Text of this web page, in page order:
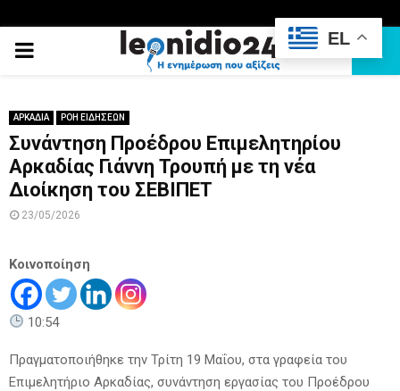
PRIMARY
ΑΡΚΑΔΙΑ ΡΟΗ ΕΙΔΗΣΕΩΝ
Συνάντηση Προέδρου Επιμελητηρίου
Αρκαδίας Γιάννη Τρουπή με τη νέα
Διοίκηση του ΣΕΒΙΠΕΤ
23/05/2026
Κοινοποίηση
10:54
Πραγματοποιήθηκε την Τρίτη 19 Μαΐου, στα γραφεία του
Επιμελητήριο Αρκαδίας, συνάντηση εργασίας του Προέδρου
EL